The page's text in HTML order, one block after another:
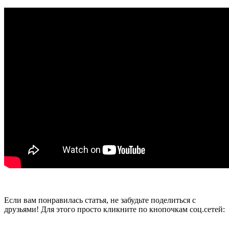
Если вам понравилась статья, не забудьте поделиться с
друзьями! Для этого просто кликните по кнопочкам соц.сетей: